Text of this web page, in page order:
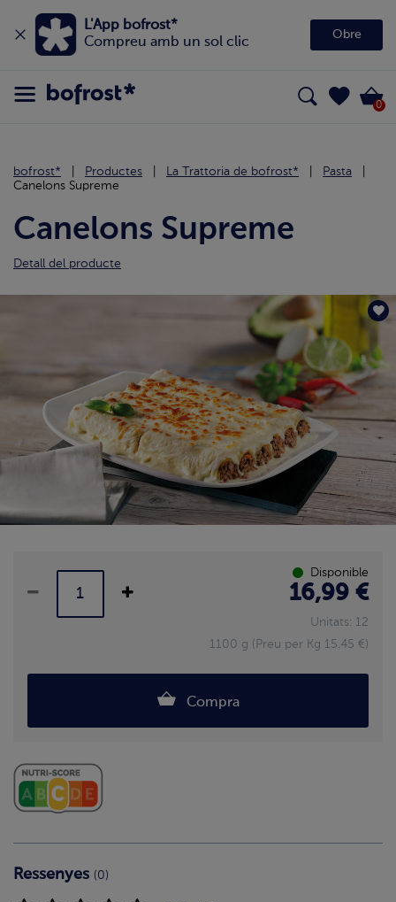
L'App bofrost*
Compreu amb un sol clic
Obre
0
bofrost* Productes La Trattoria de bofrost*
Pasta
Canelons Supreme
Canelons Supreme
Detall del producte
Disponible
16,99 €
Unitats: 12
1100 g (Preu per Kg 15.45 €)
Compra
Ressenyes (0)